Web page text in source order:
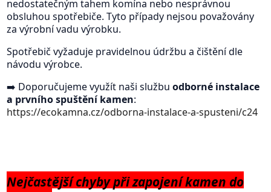
nedostatečným tahem komína nebo nesprávnou
obsluhou spotřebiče. Tyto případy nejsou považovány
za výrobní vadu výrobku.
Spotřebič vyžaduje pravidelnou údržbu a čištění dle
návodu výrobce.
➡️ Doporučujeme využít naši službuodborné instalace
a prvního spuštění kamen:
https://ecokamna.cz/odborna-instalace-a-spusteni/c24
Nejčastější chyby při zapojení kamen do